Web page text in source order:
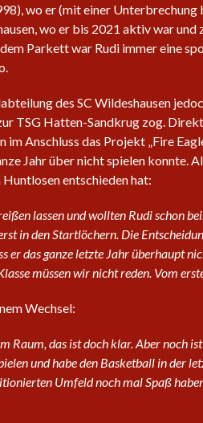
wo er (mit einer
wo er bis 2021 aktiv war und
Parkett war Rudi immer eine
des SC Wildeshausen
TSG Hatten-Sandkrug zog.
Anschluss das Projekt „Fire
Jahr über nicht spielen konnte.
entschieden hat:
lassen und wollten Rudi schon
in den Startlöchern. Die
er das ganze letzte Jahr überhaupt
müssen wir nicht reden. Vom
Wechsel:
Raum, das ist doch klar. Aber noch
und habe den Basketball in der
Umfeld noch mal Spaß